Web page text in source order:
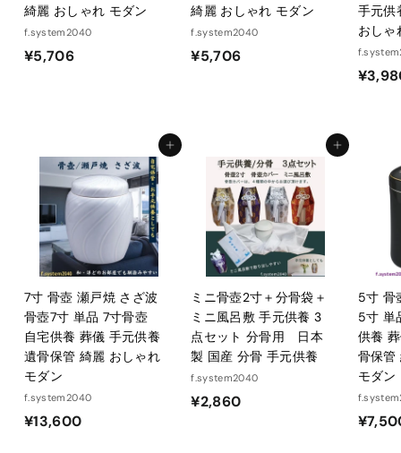
綺麗 おしゃれ モダン
f.system2040
¥5,706¥
6
綺麗 おしゃれ モダン
f.system2040
¥5,706¥
6
手元供
おしゃ
カートに入れる
7寸 骨壺 瀬戸焼 さざ波
骨壺7寸 単品 7寸骨壺
自宅供養 葬儀 手元供養
遺骨保管 綺麗 おしゃれ
モダン
f.system2040
¥13,600¥
カートに入れる
ミニ骨壺2寸＋分骨袋＋
ミニ風呂敷 手元供養 3
点セット 分骨用 日本
製 国産 分骨 手元供養
f.system2040
¥2,860¥
5寸 骨
5寸 単
供養
骨保管
モダン